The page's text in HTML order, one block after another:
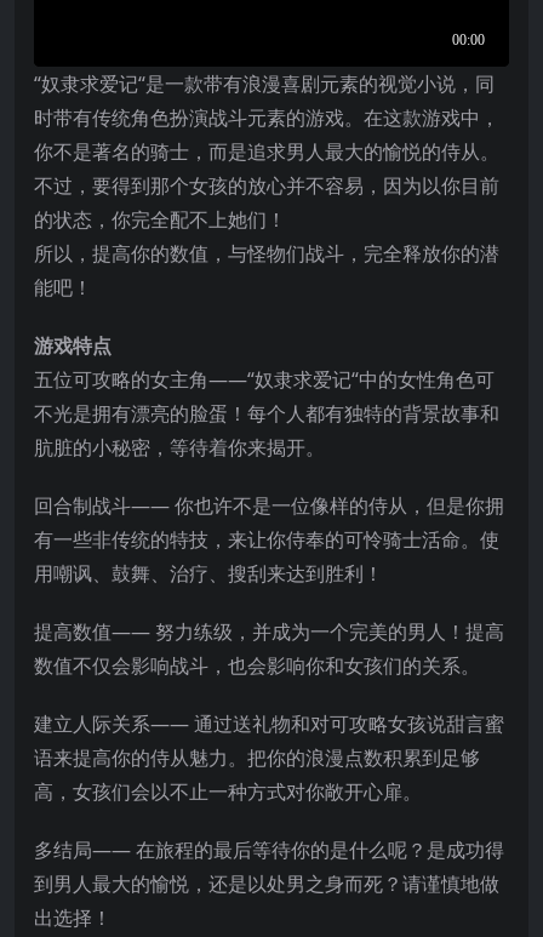
“奴隶求爱记“是一款带有浪漫喜剧元素的视觉小说，同
时带有传统角色扮演战斗元素的游戏。在这款游戏中，
你不是著名的骑士，而是追求男人最大的愉悦的侍从。
不过，要得到那个女孩的放心并不容易，因为以你目前
的状态，你完全配不上她们！
所以，提高你的数值，与怪物们战斗，完全释放你的潜
能吧！
游戏特点
五位可攻略的女主角——“奴隶求爱记“中的女性角色可
不光是拥有漂亮的脸蛋！每个人都有独特的背景故事和
肮脏的小秘密，等待着你来揭开。
回合制战斗—— 你也许不是一位像样的侍从，但是你拥
有一些非传统的特技，来让你侍奉的可怜骑士活命。使
用嘲讽、鼓舞、治疗、搜刮来达到胜利！
提高数值—— 努力练级，并成为一个完美的男人！提高
数值不仅会影响战斗，也会影响你和女孩们的关系。
建立人际关系—— 通过送礼物和对可攻略女孩说甜言蜜
语来提高你的侍从魅力。把你的浪漫点数积累到足够
高，女孩们会以不止一种方式对你敞开心扉。
多结局—— 在旅程的最后等待你的是什么呢？是成功得
到男人最大的愉悦，还是以处男之身而死？请谨慎地做
出选择！